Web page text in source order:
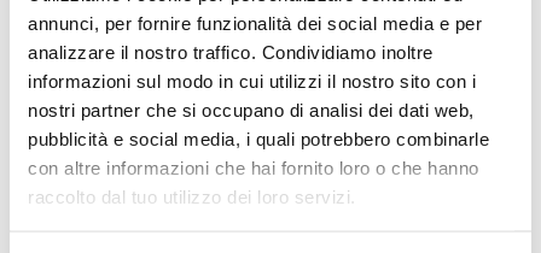
annunci, per fornire funzionalità dei social media e per
analizzare il nostro traffico. Condividiamo inoltre
informazioni sul modo in cui utilizzi il nostro sito con i
nostri partner che si occupano di analisi dei dati web,
pubblicità e social media, i quali potrebbero combinarle
con altre informazioni che hai fornito loro o che hanno
raccolto dal tuo utilizzo dei loro servizi.
Geführter Gruppenbesuch in Perugia
Was ist nicht enthalten
Hotel (auf Anfrage) Kopfhörer in der Basilika St.